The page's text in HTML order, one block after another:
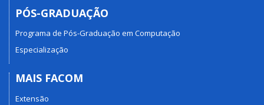
PÓS-GRADUAÇÃO
Programa de Pós-Graduação em Computação
Especialização
MAIS FACOM
Extensão